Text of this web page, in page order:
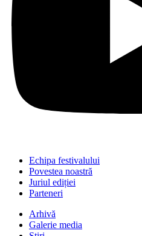
Echipa festivalului
Povestea noastră
Juriul ediției
Parteneri
Arhivă
Galerie media